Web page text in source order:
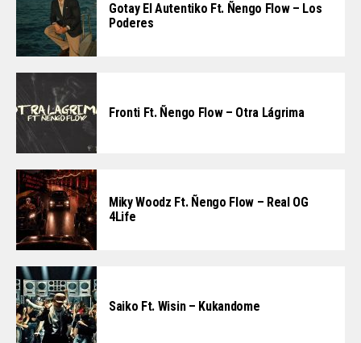
Gotay El Autentiko Ft. Ñengo Flow – Los
Poderes
Fronti Ft. Ñengo Flow – Otra Lágrima
Miky Woodz Ft. Ñengo Flow – Real OG
4Life
Saiko Ft. Wisin – Kukandome